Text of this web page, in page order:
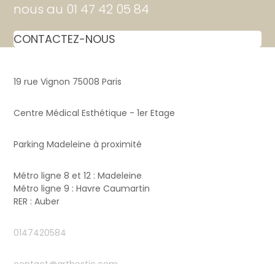
nous au 01 47 42 05 84
CONTACTEZ-NOUS
19 rue Vignon 75008 Paris
Centre Médical Esthétique - 1er Etage
Parking Madeleine à proximité
Métro ligne 8 et 12 : Madeleine
Métro ligne 9 : Havre Caumartin
RER : Auber
0147420584